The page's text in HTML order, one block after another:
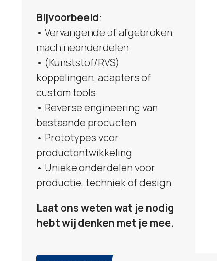
Bijvoorbeeld:
• Vervangende of afgebroken
machineonderdelen
• (Kunststof/RVS)
koppelingen, adapters of
custom tools
• Reverse engineering van
bestaande producten
• Prototypes voor
productontwikkeling
• Unieke onderdelen voor
productie, techniek of design
Laat ons weten wat je nodig
hebt wij denken met je mee.